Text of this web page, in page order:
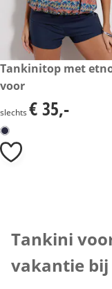
€ 35,-
Tankinitop met
voor
€ 35,-
slechts € 35,-
Tankini
vakantie bij